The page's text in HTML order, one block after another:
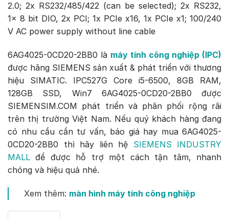
2.0; 2x RS232/485/422 (can be selected); 2x RS232,
1x 8 bit DIO, 2x PCI; 1x PCIe x16, 1x PCIe x1; 100/240
V AC power supply without line cable
6AG4025-0CD20-2BB0 là máy tính công nghiệp (IPC)
được hãng SIEMENS sản xuất & phát triển với thương
hiệu SIMATIC. IPC527G Core i5-6500, 8GB RAM,
128GB SSD, Win7 6AG4025-0CD20-2BB0 được
SIEMENSIM.COM phát triển và phân phối rộng rãi
trên thị trường Việt Nam. Nếu quý khách hàng đang
có nhu cầu cần tư vấn, báo giá hay mua 6AG4025-
0CD20-2BB0 thì hãy liên hệ SIEMENS INDUSTRY
MALL để được hỗ trợ một cách tận tâm, nhanh
chóng và hiệu quả nhé.
Xem thêm: màn hình máy tính công nghiệp